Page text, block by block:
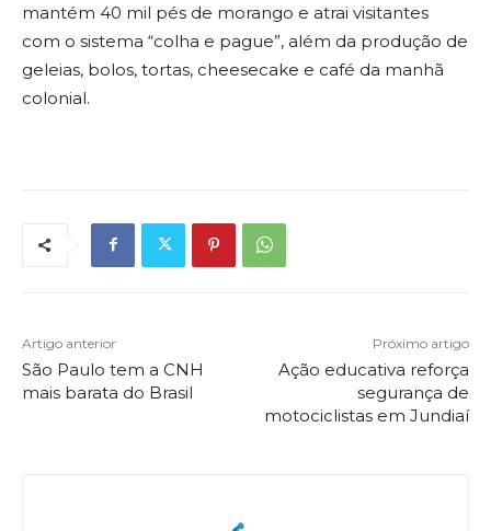
mantém 40 mil pés de morango e atrai visitantes
com o sistema “colha e pague”, além da produção de
geleias, bolos, tortas, cheesecake e café da manhã
colonial.
Artigo anterior
São Paulo tem a CNH
mais barata do Brasil
Próximo artigo
Ação educativa reforça
segurança de
motociclistas em Jundiaí